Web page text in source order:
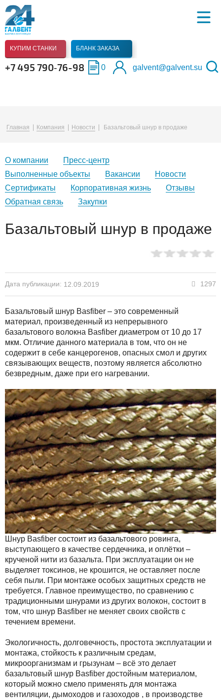
КУПИМ СТАНКИ БЛАНК ЗАКАЗА
+7 495 790‑76-98 0 galvent@galvent.su
Главная Компания Новости Базальтовый шнур в продаже
О компании
Пресс-центр
Выполненные объекты
Вакансии
Новости
Сертификаты
Корпоративная жизнь
Отзывы
Обратная связь
Закупки
Базальтовый шнур в продаже
Дата публикации: 12.09.2019 1297
Базальтовый шнур Basfiber – это современный
материал, произведенный из непрерывного
базальтового волокна Basfiber диаметром от 10 до 17
мкм. Отличие данного материала в том, что он не
содержит в себе канцерогенов, опасных смол и других
связывающих веществ, поэтому является абсолютно
безвредным, даже при его нагревании.
Шнур Basfiber состоит из базальтового ровинга,
выступающего в качестве сердечника, и оплётки –
крученой нити из базальта. При эксплуатации он не
выделяет токсинов, не крошится, не оставляет после
себя пыли. При монтаже особых защитных средств не
требуется. Главное преимущество, по сравнению с
традиционными шнурами из других волокон, состоит в
том, что шнур Basfiber не меняет своих свойств с
течением времени.
Экологичность, долговечность, простота эксплуатации и
монтажа, стойкость к различным средам,
микроорганизмам и грызунам – всё это делает
базальтовый шнур Basfiber достойным материалом,
который можно смело применять для монтажа
вентиляции, дымоходов и газоходов , в производстве